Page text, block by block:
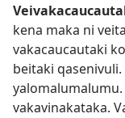
kena maka ni
vakacaucautaki
beitaki
yalomalumalumu.
vakavinakataka.